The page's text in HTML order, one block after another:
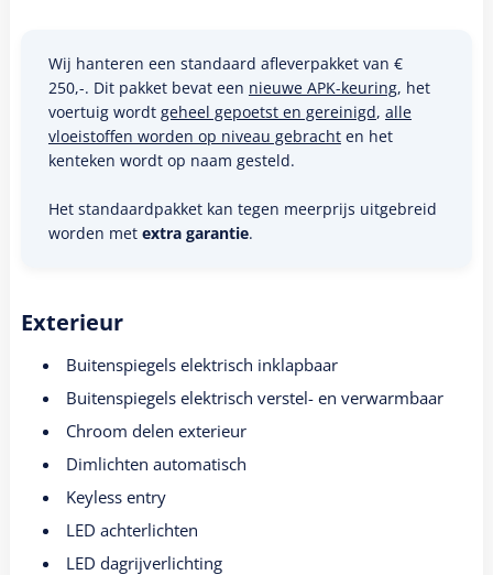
Wij hanteren een standaard afleverpakket van €
250,-. Dit pakket bevat een nieuwe APK-keuring, het
voertuig wordt geheel gepoetst en gereinigd, alle
vloeistoffen worden op niveau gebrachten het
kenteken wordt op naam gesteld.
Het standaardpakket kan tegen meerprijs uitgebreid
worden met extra garantie.
Exterieur
Buitenspiegels elektrisch inklapbaar
Buitenspiegels elektrisch verstel- en verwarmbaar
Chroom delen exterieur
Dimlichten automatisch
Keyless entry
LED achterlichten
LED dagrijverlichting